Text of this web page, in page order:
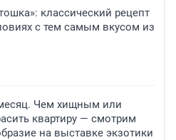
классический рецепт
с тем самым вкусом из
Чем хищным или
квартиру — смотрим
на выставке экзотики